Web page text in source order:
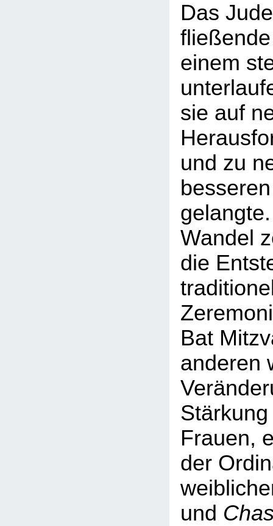
Das
einem
sie auf
und zu
Wandel
die
Bat
anderen
Frauen,
der
und